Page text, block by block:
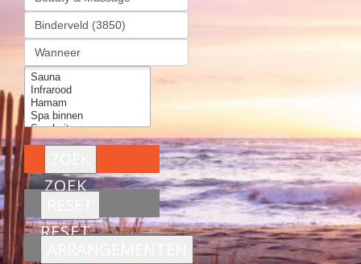
ZOEK
RESET